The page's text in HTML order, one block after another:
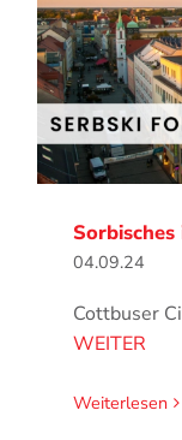
04.09.24
Cottbuser
WEITER
Weiterlesen